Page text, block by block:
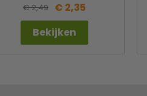
€ 2,49 € 2,35
Bekijken